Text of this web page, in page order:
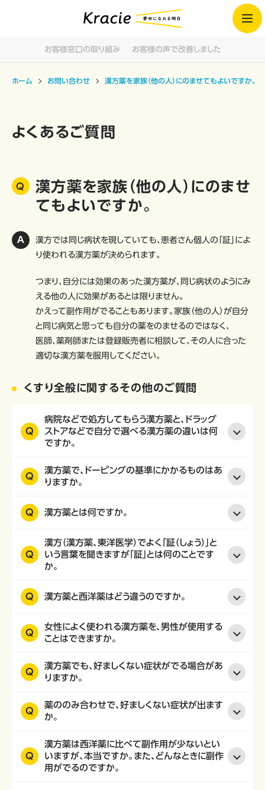
お客様窓口の取り組み お客様の声で改善しました
ホーム お問い合わせ 漢方薬を家族（他の人）にのませてもよいですか。
よくあるご質問
漢方薬を家族（他の人）にのませ
てもよいですか。
漢方では同じ病状を現していても、患者さん個人の「証」によ
り使われる漢方薬が決められます。
つまり、自分には効果のあった漢方薬が、同じ病状のようにみ
える他の人に効果があるとは限りません。
かえって副作用がでることもあります。家族（他の人）が自分
と同じ病気と思っても自分の薬をのませるのではなく、
医師、薬剤師または登録販売者に相談して、その人に合った
適切な漢方薬を服用してください。
くすり全般に関するその他のご質問
Q
病院などで処方してもらう漢方薬と、ドラッグ
ストアなどで自分で選べる漢方薬の違いは何
ですか。
Q
漢方薬で、ドーピングの基準にかかるものはあ
りますか。
Q 漢方薬とは何ですか。
Q
漢方（漢方薬、東洋医学）でよく「証（しょう）」と
いう言葉を聞きますが「証」とは何のことです
か。
Q 漢方薬と西洋薬はどう違うのですか。
Q
女性によく使われる漢方薬を、男性が使用する
ことはできますか。
Q
漢方薬でも、好ましくない症状がでる場合があ
りますか。
Q
薬ののみ合わせで、好ましくない症状が出ます
か。
Q
漢方薬は西洋薬に比べて副作用が少ないとい
いますが、本当ですか。また、どんなときに副作
用がでるのですか。